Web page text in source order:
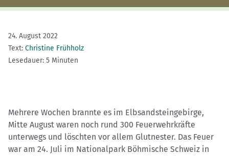
24. August 2022
Text: Christine Frühholz
Lesedauer: 5 Minuten
Mehrere Wochen brannte es im Elbsandsteingebirge,
Mitte August waren noch rund 300 Feuerwehrkräfte
unterwegs und löschten vor allem Glutnester. Das Feuer
war am 24. Juli im Nationalpark Böhmische Schweiz in